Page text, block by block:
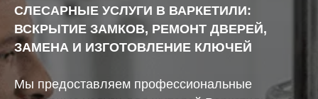
СЛЕСАРНЫЕ УСЛУГИ В ВАРКЕТИЛИ:
ВСКРЫТИЕ ЗАМКОВ, РЕМОНТ ДВЕРЕЙ,
ЗАМЕНА И ИЗГОТОВЛЕНИЕ КЛЮЧЕЙ
Мы предоставляем профессиональные